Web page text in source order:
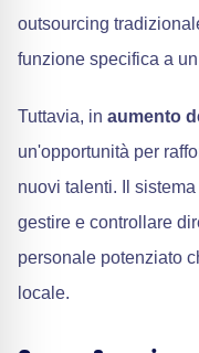
outsourcing
funzione specifica a
Tuttavia, in aumento
un'opportunità per
nuovi talenti. Il
gestire e controllare
personale potenziato
locale.